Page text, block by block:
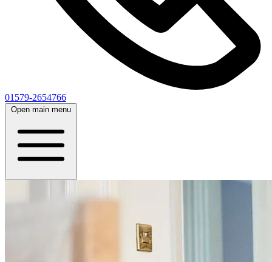
01579-2654766
Open main menu